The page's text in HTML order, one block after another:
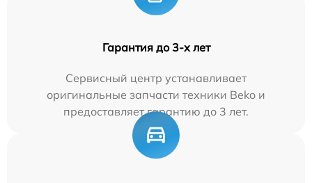
Гарантия до 3-х лет
Сервисный центр устанавливает
оригинальные запчасти техники Beko и
предоставляет гарантию до 3 лет.